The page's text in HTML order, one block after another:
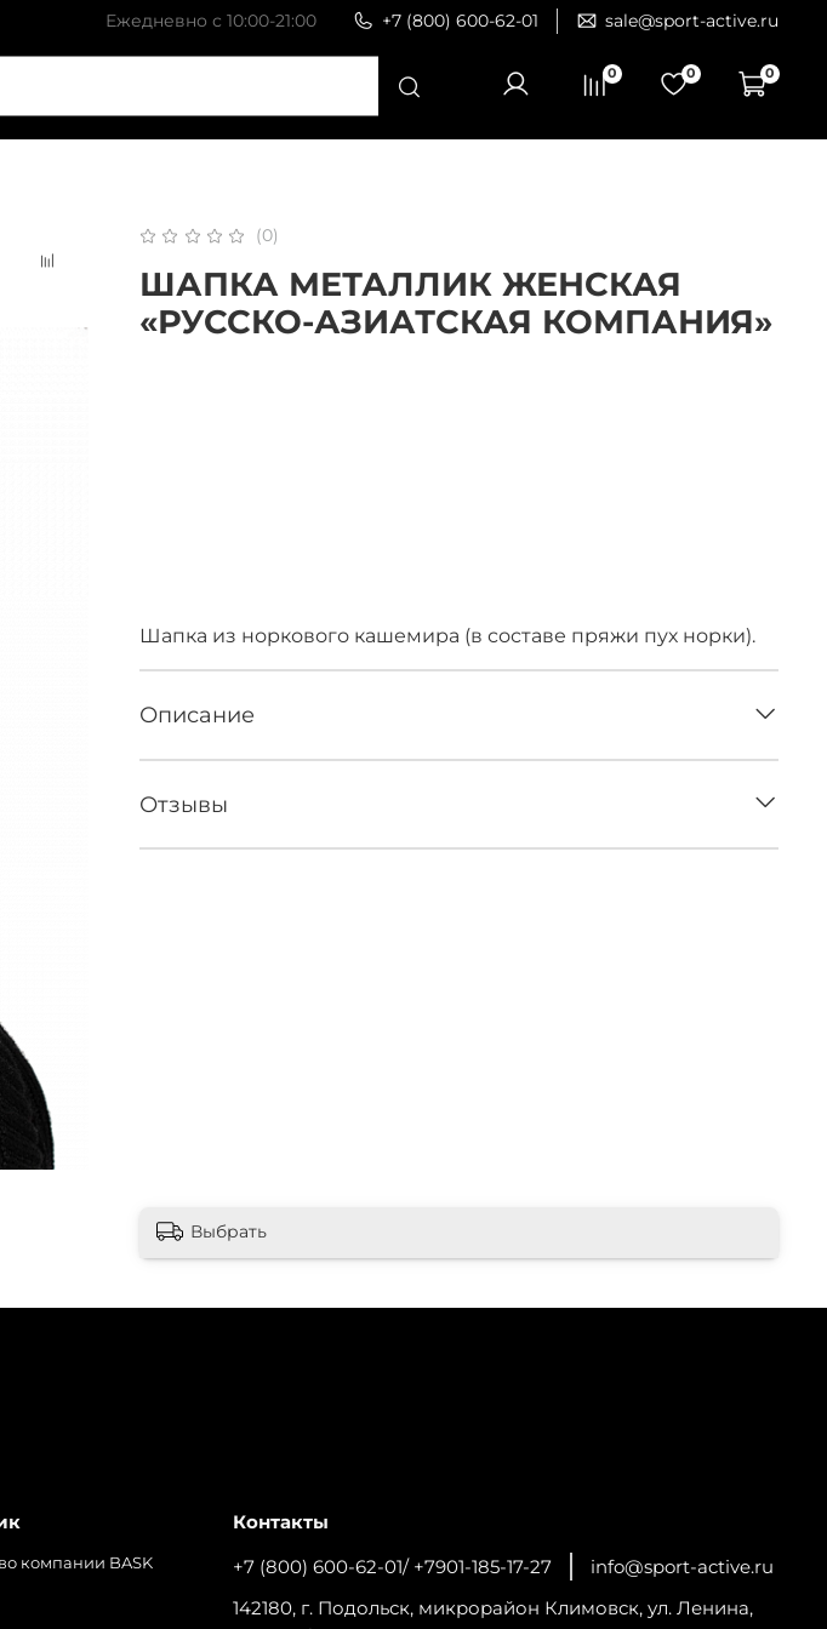
Ежедневно с 10:00-21:00 +7 (800) 600-62-01 sale@sport-active.ru
0 0 0
(0)
ШАПКА МЕТАЛЛИК ЖЕНСКАЯ
«РУССКО-АЗИАТСКАЯ КОМПАНИЯ»
Шапка из норкового кашемира (в составе пряжи пух норки).
Описание
Отзывы
Выбрать
компании BASK
Контакты
+7 (800) 600-62-01/ +7901-185-17-27
info@sport-active.ru
142180, г. Подольск, микрорайон Климовск, ул. Ленина,